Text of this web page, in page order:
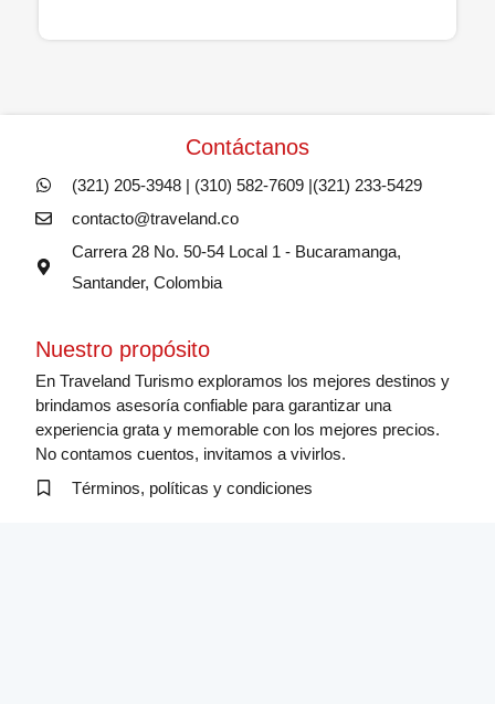
Contáctanos
(321) 205-3948 | (310) 582-7609 |(321) 233-5429
contacto@traveland.co
Carrera 28 No. 50-54 Local 1 - Bucaramanga,
Santander, Colombia
Nuestro propósito
En Traveland Turismo exploramos los mejores destinos y
brindamos asesoría confiable para garantizar una
experiencia grata y memorable con los mejores precios.
No contamos cuentos, invitamos a vivirlos.
Términos, políticas y condiciones